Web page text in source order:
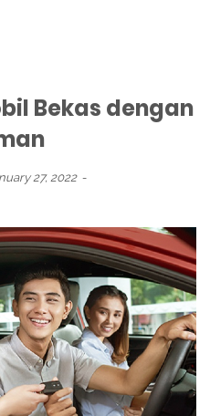
Bekas dengan
27, 2022